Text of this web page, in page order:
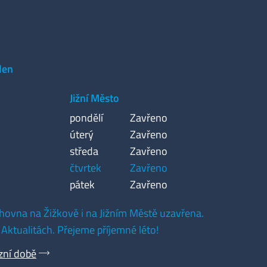
Jižní Město
pondělí
Zavřeno
úterý
Zavřeno
středa
Zavřeno
čtvrtek
Zavřeno
pátek
Zavřeno
na Žižkově i na Jižním Městě uzavřena.
Přejeme příjemné léto!
době